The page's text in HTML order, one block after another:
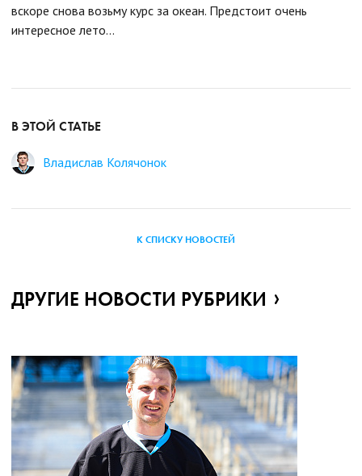
вскоре снова возьму курс за океан. Предстоит очень
интересное лето...
В ЭТОЙ СТАТЬЕ
Владислав Колячонок
К СПИСКУ НОВОСТЕЙ
ДРУГИЕ НОВОСТИ РУБРИКИ